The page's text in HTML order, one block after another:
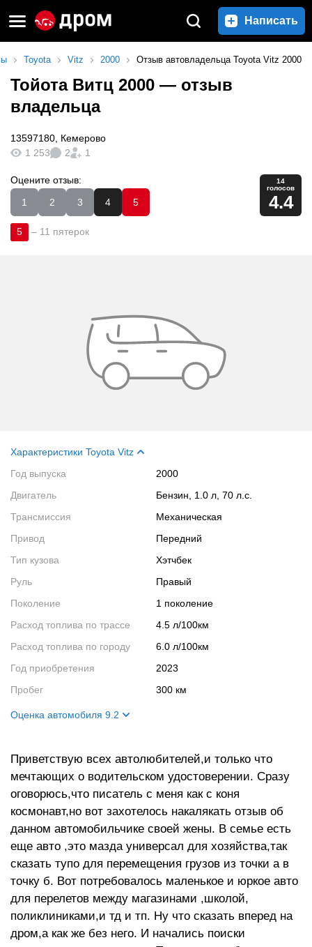
Написать
Toyota Vitz 2000 Отзыв автовладельца Toyota Vitz 2000
Тойота Витц 2000 — отзыв
владельца
13597180 Кемерово
1 253
2 1
Оцените отзыв:
1
2 3 4 5
14
голосов
4.4
5 – 11 пятерок
Характеристики Toyota Vitz
Год выпуска
2000
Двигатель
Бензин, 1.0 л, 70 л.с.
Трансмиссия
Механическая
Привод
Передний
Тип кузова
Хэтчбек
Руль
Правый
Поколение
1 поколение
Расход топлива по трассе
4.5 л/100км
Расход топлива по городу
6.0 л/100км
Год приобретения
2023
Пробег
300 км
Оценка автомобиля 9.2
Салон
9
Двигатель
9
Ходовые качества
10
Приветствую всех автолюбителей,и только что
мечтающих о водительском удостоверении. Сразу
оговорюсь,что писатель с меня как с коня
космонавт,но вот захотелось накалякать отзыв об
данном автомобильчике своей жены. В семье есть
еще авто ,это мазда универсал для хозяйства,так
сказать тупо для перемещения грузов из точки а в
точку б. Вот потребовалось маленькое и юркое авто
для перелетов между магазинами ,школой,
поликлиниками,и тд и тп. Ну что сказать вперед на
дром,а как же без него. И начались поиски